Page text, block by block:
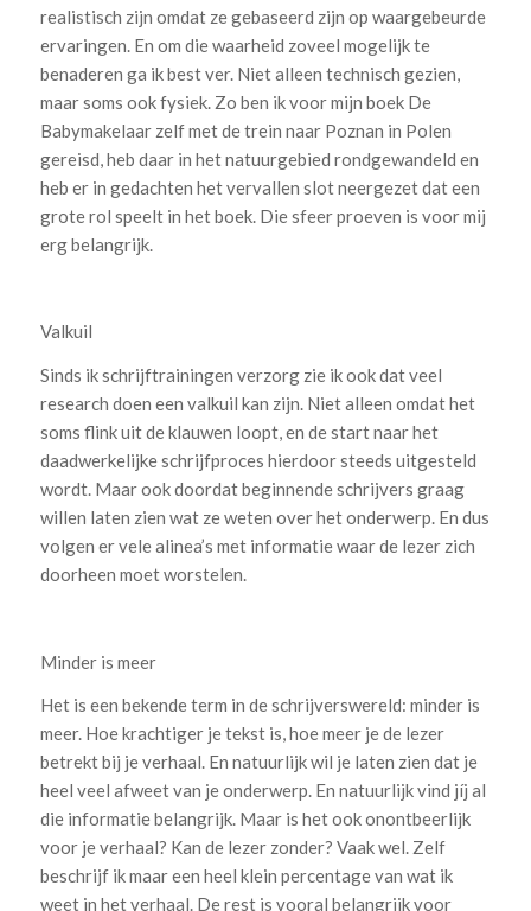
realistisch zijn omdat ze gebaseerd zijn op waargebeurde
ervaringen. En om die waarheid zoveel mogelijk te
benaderen ga ik best ver. Niet alleen technisch gezien,
maar soms ook fysiek. Zo ben ik voor mijn boek De
Babymakelaar zelf met de trein naar Poznan in Polen
gereisd, heb daar in het natuurgebied rondgewandeld en
heb er in gedachten het vervallen slot neergezet dat een
grote rol speelt in het boek. Die sfeer proeven is voor mij
erg belangrijk.
Valkuil
Sinds ik schrijftrainingen verzorg zie ik ook dat veel
research doen een valkuil kan zijn. Niet alleen omdat het
soms flink uit de klauwen loopt, en de start naar het
daadwerkelijke schrijfproces hierdoor steeds uitgesteld
wordt. Maar ook doordat beginnende schrijvers graag
willen laten zien wat ze weten over het onderwerp. En dus
volgen er vele alinea’s met informatie waar de lezer zich
doorheen moet worstelen.
Minder is meer
Het is een bekende term in de schrijverswereld: minder is
meer. Hoe krachtiger je tekst is, hoe meer je de lezer
betrekt bij je verhaal. En natuurlijk wil je laten zien dat je
heel veel afweet van je onderwerp. En natuurlijk vind jíj al
die informatie belangrijk. Maar is het ook onontbeerlijk
voor je verhaal? Kan de lezer zonder? Vaak wel. Zelf
beschrijf ik maar een heel klein percentage van wat ik
weet in het verhaal. De rest is vooral belangrijk voor